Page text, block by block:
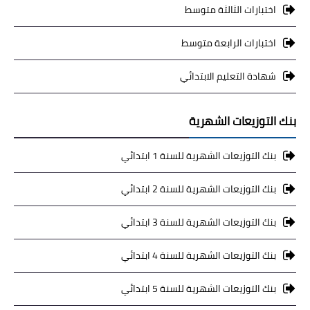
اختبارات الثالثة متوسط
اختبارات الرابعة متوسط
شهادة التعليم الابتدائي
بنك التوزيعات الشهرية
بنك التوزيعات الشهرية للسنة 1 ابتدائي
بنك التوزيعات الشهرية للسنة 2 ابتدائي
بنك التوزيعات الشهرية للسنة 3 ابتدائي
بنك التوزيعات الشهرية للسنة 4 ابتدائي
بنك التوزيعات الشهرية للسنة 5 ابتدائي